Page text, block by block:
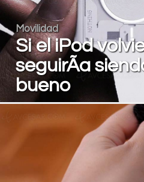
Movilidad
Si el iPod
seguirÃ­a
bueno